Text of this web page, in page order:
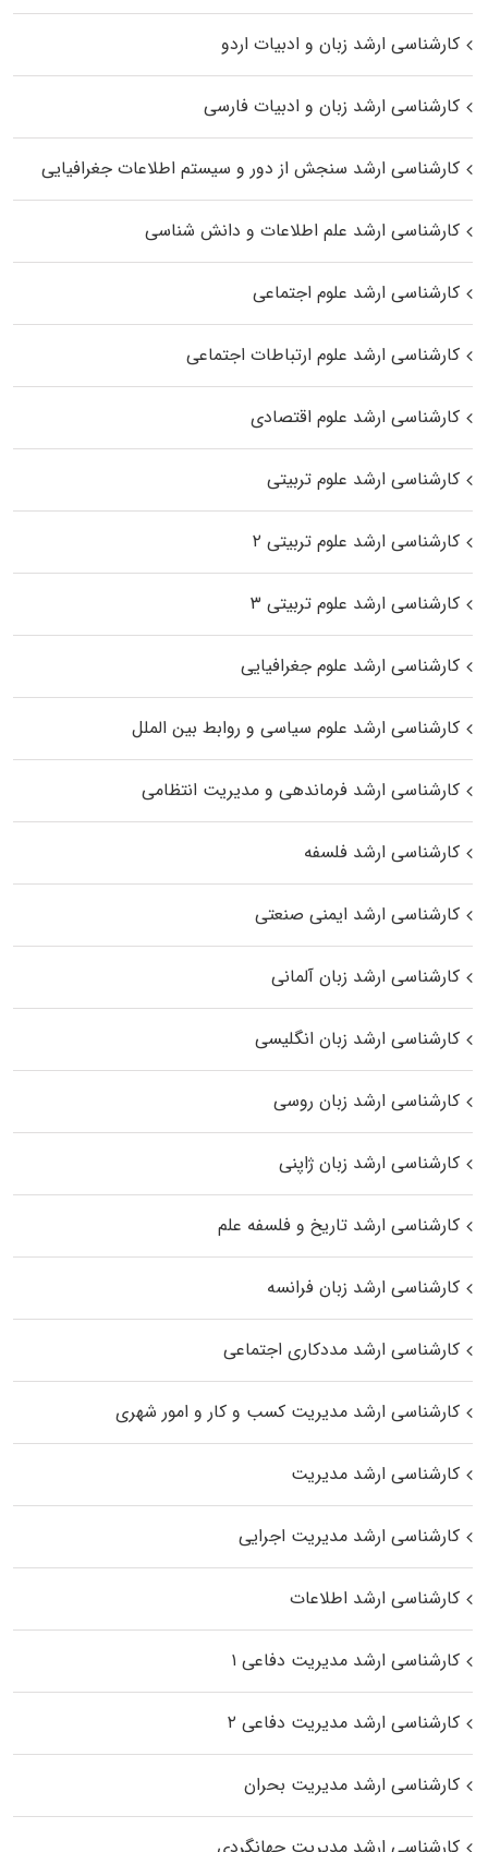
کارشناسی ارشد زبان و ادبیات اردو
کارشناسی ارشد زبان و ادبیات فارسی
کارشناسی ارشد سنجش از دور و سیستم اطلاعات جغرافیایی
کارشناسی ارشد علم اطلاعات و دانش شناسی
کارشناسی ارشد علوم اجتماعی
کارشناسی ارشد علوم ارتباطات اجتماعی
کارشناسی ارشد علوم اقتصادی
کارشناسی ارشد علوم تربیتی
کارشناسی ارشد علوم تربیتی ۲
کارشناسی ارشد علوم تربیتی ۳
کارشناسی ارشد علوم جغرافیایی
کارشناسی ارشد علوم سیاسی و روابط بین الملل
کارشناسی ارشد فرماندهی و مدیریت انتظامی
کارشناسی ارشد فلسفه
کارشناسی ارشد ایمنی صنعتی
کارشناسی ارشد زبان آلمانی
کارشناسی ارشد زبان انگلیسی
کارشناسی ارشد زبان روسی
کارشناسی ارشد زبان ژاپنی
کارشناسی ارشد تاریخ و فلسفه علم
کارشناسی ارشد زبان فرانسه
کارشناسی ارشد مددکاری اجتماعی
کارشناسی ارشد مدیریت کسب و کار و امور شهری
کارشناسی ارشد مدیریت
کارشناسی ارشد مدیریت اجرایی
کارشناسی ارشد اطلاعات
کارشناسی ارشد مدیریت دفاعی ۱
کارشناسی ارشد مدیریت دفاعی ۲
کارشناسی ارشد مدیریت بحران